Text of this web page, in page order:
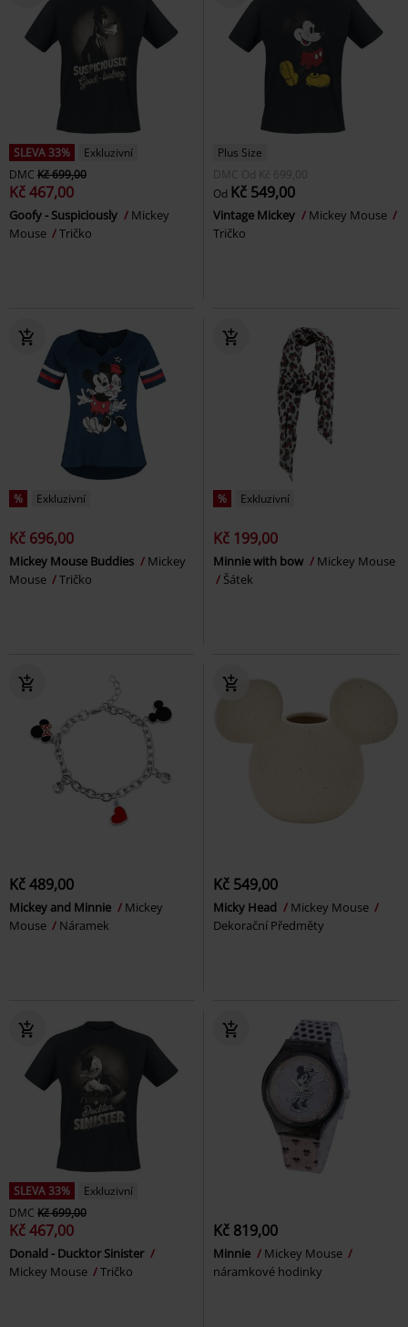
SLEVA 33%
Exkluzivní
DMC Kč 699,00
Kč 467,00
Goofy - Suspiciously
Mickey
Mouse
Tričko
Plus Size
DMC Od Kč 699,00
Od Kč 549,00
Vintage Mickey
Mickey Mouse
Tričko
% Exkluzivní
Kč 696,00
Mickey Mouse Buddies
Mickey
Mouse
Tričko
% Exkluzivní
Kč 199,00
Minnie with bow
Mickey Mouse
Šátek
Kč 489,00
Mickey and Minnie
Mickey
Mouse
Náramek
Kč 549,00
Micky Head
Mickey Mouse
Dekorační Předměty
SLEVA 33%
Exkluzivní
DMC Kč 699,00
Kč 467,00
Donald - Ducktor Sinister
Mickey Mouse
Tričko
Kč 819,00
Minnie
Mickey Mouse
náramkové hodinky